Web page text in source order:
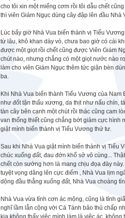
cho tôi xin một miếng cơm rồi tôi dẫu chết
thì viên Giám Ngục dùng cây đập lên đầu
Lúc bấy giờ Nhà Vua biến thành vị Tiểu
từ lâu, khô khan dày vò, chưa bao giờ có cái
được một giọt rồi chết cũng được Viên Giám
chút nào, nhưng chẳng có một giọt nước nào
làm cho viên Giám Ngục thêm tức giận bèn
ba.
Khi Nhà Vua biến thành Tiểu Vương của
như đốt tận thấu xương, da thịt như nấu chín,
tàn cây bên cạnh một chút rồi thác cũng cam
van thống thiết cũng chẳng bớt giảm cực hình
giật mình biến thành vị Tiểu Vương thứ tư.
Sau khi Nhà Vua giật mình biến thành vị Tiểu
chúc xuống đất, đau đớn khổ sở vô cùng...
chết còn sướng hơn là mang chịu đọa đày
tuyệt vọng dâng lên cực điểm , Nhà Vua lịm
dộng đầu thẳng xuống đất, Nhà Vua choàng
Nhà Vua vừa tỉnh cơn ác mộng, cũng là tỉnh
nghĩ lầm lẫn cộng với Cá Tánh bảo thủ chấp
kia không thấy việc mình làm là việc ác,